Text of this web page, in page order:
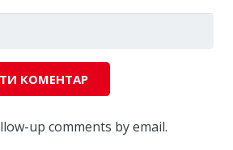
up comments by email.